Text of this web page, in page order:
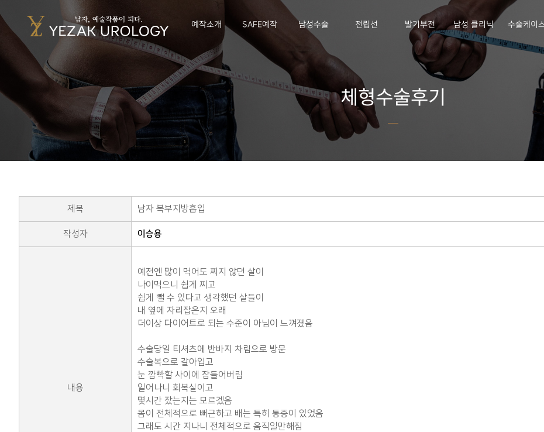
예작소개 SAFE예작 남성수술 전립선 발기부전 남성 클리닉 수술케이
체형수술후기
제목 남자 복부지방흡입
작성자 이승용
내용
예전엔 많이 먹어도 찌지 않던 살이
나이먹으니 쉽게 찌고
쉽게 뺄 수 있다고 생각했던 살들이
내 옆에 자리잡은지 오래
더이상 다이어트로 되는 수준이 아님이 느껴졌음
수술당일 티셔츠에 반바지 차림으로 방문
수술복으로 갈아입고
눈 깜빡할 사이에 잠들어버림
일어나니 회복실이고
몇시간 잤는지는 모르겠음
몸이 전체적으로 뻐근하고 배는 특히 통증이 있었음
그래도 시간 지나니 전체적으로 움직일만해짐